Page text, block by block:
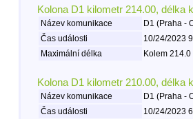
Kolona D1 kilometr 214.00, délka
Název komunikace
D1 (Praha -
Čas události
10/24/2023
Maximální délka
Kolem
Kolona D1 kilometr 210.00, délka
Název komunikace
D1 (Praha -
Čas události
10/24/2023